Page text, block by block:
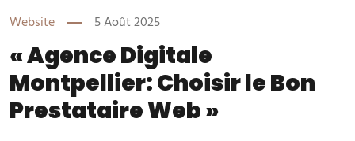
Website 5 Août 2025
« Agence Digitale
Montpellier: Choisir le Bon
Prestataire Web »